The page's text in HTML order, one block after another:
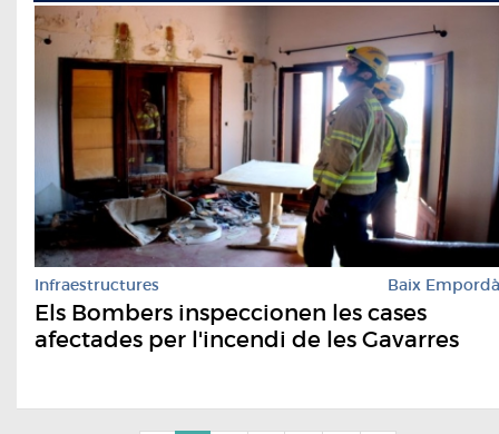
Infraestructures Baix Empordà
Els Bombers inspeccionen les cases
afectades per l'incendi de les Gavarres